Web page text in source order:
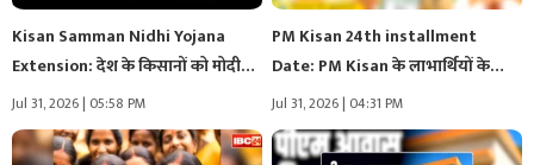
Kisan Samman Nidhi Yojana
Extension: देश के किसानों को मोदी…
Jul 31, 2026 | 05:58 PM
PM Kisan 24th installment
Date: PM Kisan के लाभार्थियों के…
Jul 31, 2026 | 04:31 PM